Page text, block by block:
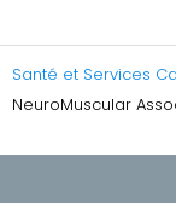
Santé et Services
NeuroMuscular